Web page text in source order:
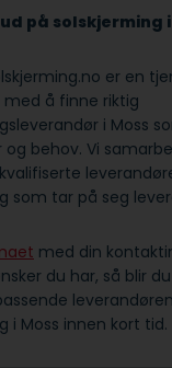
på solskjerming i
er en
med å finne riktig
i Moss
og behov. Vi
som tar på seg
med din
du har, så blir
i Moss innen kort tid.